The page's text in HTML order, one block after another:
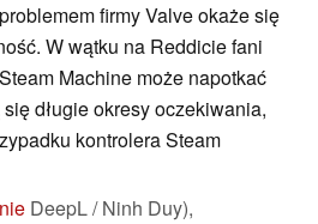
firmy Valve okaże się
W wątku na Reddicie fani
Machine może napotkać
długie okresy oczekiwania,
kontrolera Steam
DeepL / Ninh Duy),